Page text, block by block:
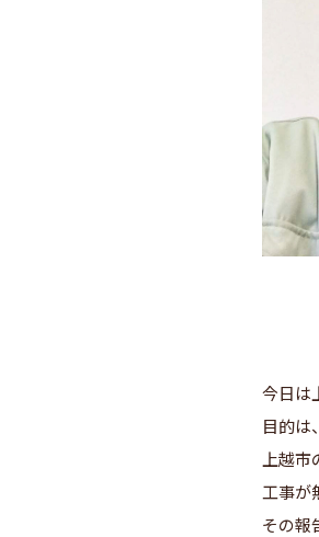
今日は
目的は、
上越
工事が
その報